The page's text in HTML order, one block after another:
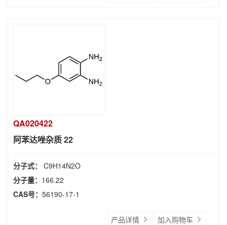
QA020422
阿苯达唑杂质 22
分子式： C9H14N2O
分子量： 166.22
CAS号： 56190-17-1
产品详情 加入购物车